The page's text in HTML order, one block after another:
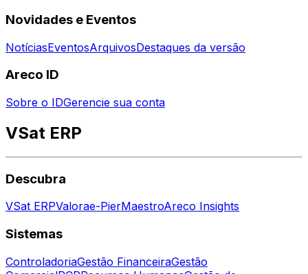
Novidades e Eventos
NotíciasEventosArquivosDestaques da versão
Areco ID
Sobre o IDGerencie sua conta
VSat ERP
Descubra
VSat ERPValorae-PierMaestroAreco Insights
Sistemas
ControladoriaGestão FinanceiraGestão